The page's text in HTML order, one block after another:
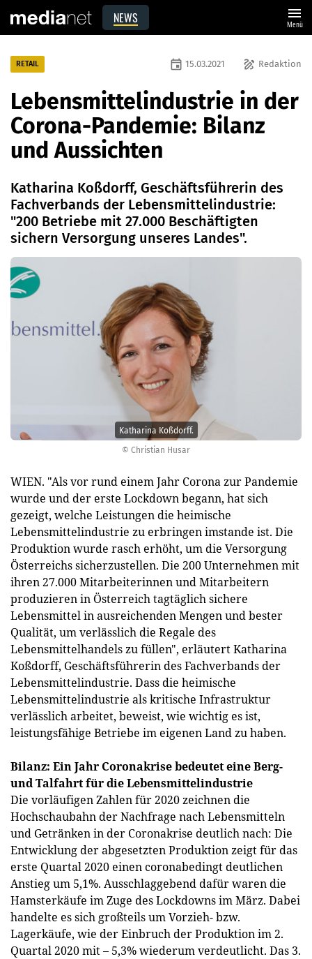
NEWS menu
Menü
© Christian Husar
Katharina Koßdorff.
RETAIL draw Redaktion
event 15.03.2021
Lebensmittelindustrie in der
Corona-Pandemie: Bilanz
und Aussichten
Katharina Koßdorff, Geschäftsführerin des
Fachverbands der Lebensmittelindustrie:
"200 Betriebe mit 27.000 Beschäftigten
sichern Versorgung unseres Landes".
WIEN. "Als vor rund einem Jahr Corona zur Pandemie
wurde und der erste Lockdown begann, hat sich
gezeigt, welche Leistungen die heimische
Lebensmittelindustrie zu erbringen imstande ist. Die
Produktion wurde rasch erhöht, um die Versorgung
Österreichs sicherzustellen. Die 200 Unternehmen mit
ihren 27.000 Mitarbeiterinnen und Mitarbeitern
produzieren in Österreich tagtäglich sichere
Lebensmittel in ausreichenden Mengen und bester
Qualität, um verlässlich die Regale des
Lebensmittelhandels zu füllen", erläutert Katharina
Koßdorff, Geschäftsführerin des Fachverbands der
Lebensmittelindustrie. Dass die heimische
Lebensmittelindustrie als kritische Infrastruktur
verlässlich arbeitet, beweist, wie wichtig es ist,
leistungsfähige Betriebe im eigenen Land zu haben.
Bilanz: Ein Jahr Coronakrise bedeutet eine Berg-
und Talfahrt für die Lebensmittelindustrie
Die vorläufigen Zahlen für 2020 zeichnen die
Hochschaubahn der Nachfrage nach Lebensmitteln
und Getränken in der Coronakrise deutlich nach: Die
Entwicklung der abgesetzten Produktion zeigt für das
erste Quartal 2020 einen coronabedingt deutlichen
Anstieg um 5,1%. Ausschlaggebend dafür waren die
Hamsterkäufe im Zuge des Lockdowns im März. Dabei
handelte es sich großteils um Vorzieh- bzw.
Lagerkäufe, wie der Einbruch der Produktion im 2.
Quartal 2020 mit – 5,3% wiederum verdeutlicht. Das 3.